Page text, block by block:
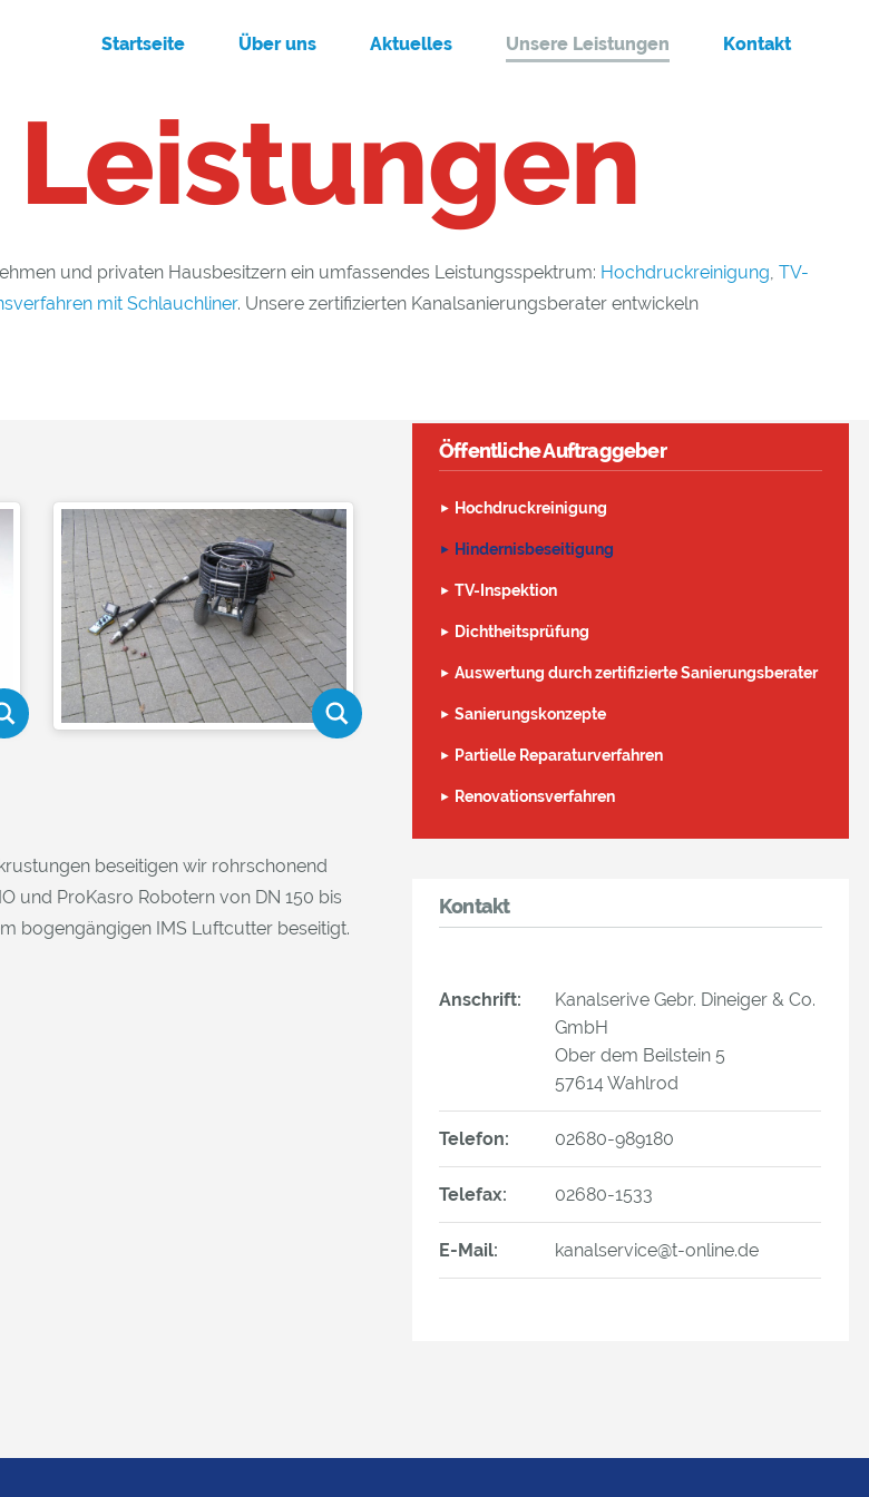
Startseite Über uns Aktuelles Unsere Leistungen Kontakt
Leistungen
und privaten Hausbesitzern ein umfassendes Leistungsspektrum: Hochdruckreinigung, TV-
mit Schlauchliner. Unsere zertifizierten Kanalsanierungsberater entwickeln
beseitigen wir rohrschonend
und ProKasro Robotern von DN 150 bis
bogengängigen IMS Luftcutter beseitigt.
Öffentliche Auftraggeber
Hochdruckreinigung
Hindernisbeseitigung
TV-Inspektion
Dichtheitsprüfung
Auswertung durch zertifizierte Sanierungsberater
Sanierungskonzepte
Partielle Reparaturverfahren
Renovationsverfahren
Kontakt
Anschrift:
Kanalserive Gebr. Dineiger & Co.
GmbH
Ober dem Beilstein 5
57614 Wahlrod
Telefon: 02680-989180
Telefax: 02680-1533
E-Mail: kanalservice@t-online.de